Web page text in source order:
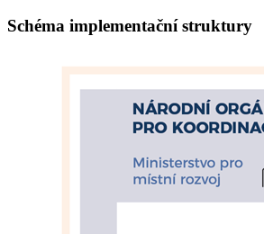
Schéma implementační struktury